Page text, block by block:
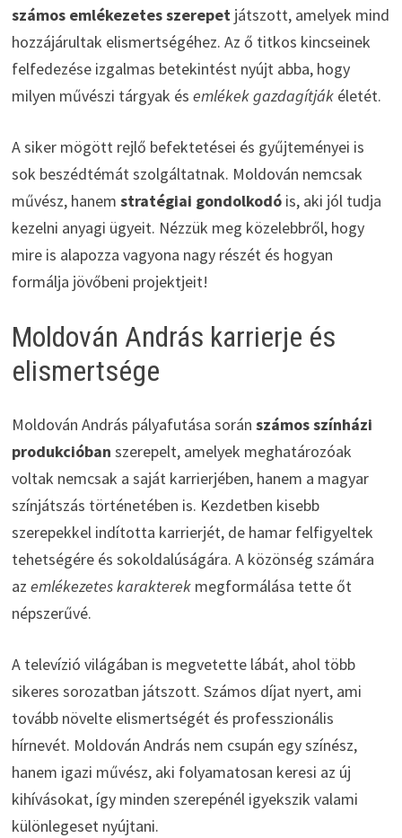
számos emlékezetes szerepet játszott, amelyek mind
hozzájárultak elismertségéhez. Az ő titkos kincseinek
felfedezése izgalmas betekintést nyújt abba, hogy
milyen művészi tárgyak és emlékek gazdagítjákéletét.
A siker mögött rejlő befektetései és gyűjteményei is
sok beszédtémát szolgáltatnak. Moldován nemcsak
művész, hanem stratégiai gondolkodóis, aki jól tudja
kezelni anyagi ügyeit. Nézzük meg közelebbről, hogy
mire is alapozza vagyona nagy részét és hogyan
formálja jövőbeni projektjeit!
Moldován András karrierje és
elismertsége
Moldován András pályafutása során számos színházi
produkcióban szerepelt, amelyek meghatározóak
voltak nemcsak a saját karrierjében, hanem a magyar
színjátszás történetében is. Kezdetben kisebb
szerepekkel indította karrierjét, de hamar felfigyeltek
tehetségére és sokoldalúságára. A közönség számára
az emlékezetes karakterekmegformálása tette őt
népszerűvé.
A televízió világában is megvetette lábát, ahol több
sikeres sorozatban játszott. Számos díjat nyert, ami
tovább növelte elismertségét és professzionális
hírnevét. Moldován András nem csupán egy színész,
hanem igazi művész, aki folyamatosan keresi az új
kihívásokat, így minden szerepénél igyekszik valami
különlegeset nyújtani.